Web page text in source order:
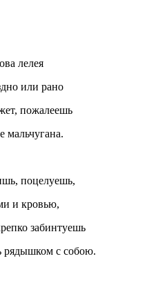
лелея
или рано
пожалеешь
мальчугана.
поцелуешь,
и кровью,
забинтуешь
рядышком с собою.